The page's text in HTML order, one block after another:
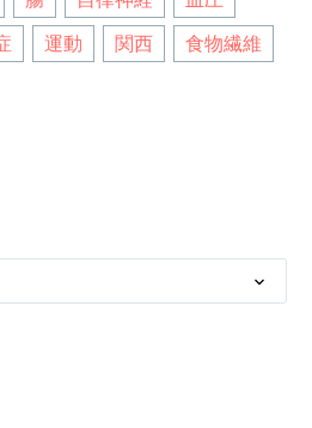
運動 関西
食物繊維